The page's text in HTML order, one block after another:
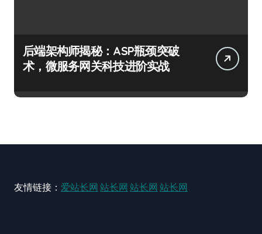
后端架构师揭秘：ASP瓶颈突破
术，微服务网关科技进阶实战
友情链接： 爱站长网 站长网 站长网 站长网